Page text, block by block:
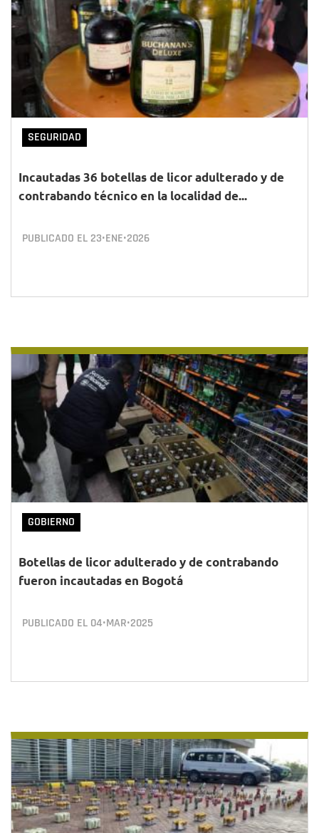
SEGURIDAD
Incautadas 36 botellas de licor adulterado y de
contrabando técnico en la localidad de...
PUBLICADO EL 23•ENE•2026
GOBIERNO
Botellas de licor adulterado y de contrabando
fueron incautadas en Bogotá
PUBLICADO EL 04•MAR•2025